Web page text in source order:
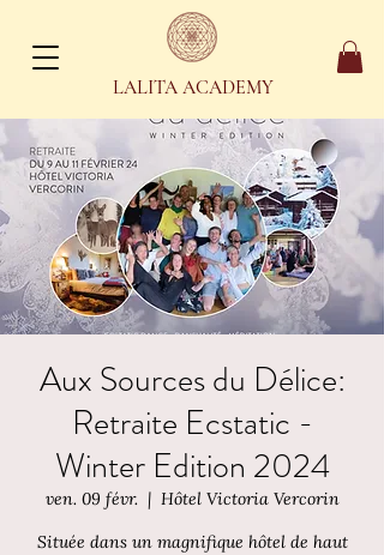
LALITA ACADEMY
Aux Sources du Délice:
Retraite Ecstatic -
Winter Edition 2024
ven. 09 févr.
  |
Hôtel Victoria Vercorin
Située dans un magnifique hôtel de haut